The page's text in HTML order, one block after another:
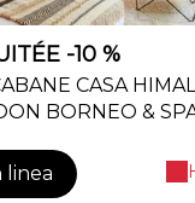
-10 %
CASA
BORNEO &
linea